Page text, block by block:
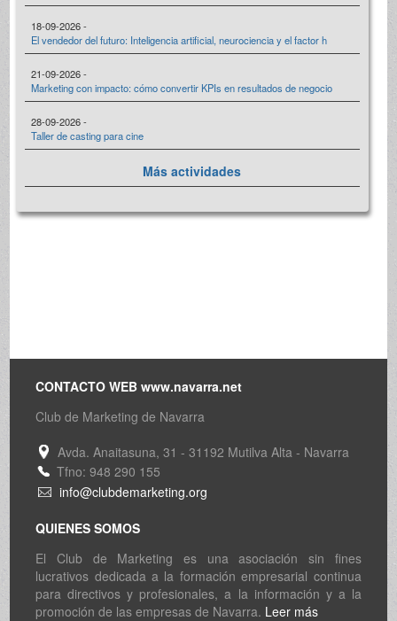
18-09-2026 -
El vendedor del futuro: Inteligencia artificial, neurociencia y el factor h
21-09-2026 -
Marketing con impacto: cómo convertir KPIs en resultados de negocio
28-09-2026 -
Taller de casting para cine
Más actividades
CONTACTO WEB www.navarra.net
Club de Marketing de Navarra
Avda. Anaitasuna, 31 - 31192 Mutilva Alta - Navarra
Tfno: 948 290 155
info@clubdemarketing.org
QUIENES SOMOS
El Club de Marketing es una asociación sin fines
lucrativos dedicada a la formación empresarial continua
para directivos y profesionales, a la información y a la
promoción de las empresas de Navarra. Leer más